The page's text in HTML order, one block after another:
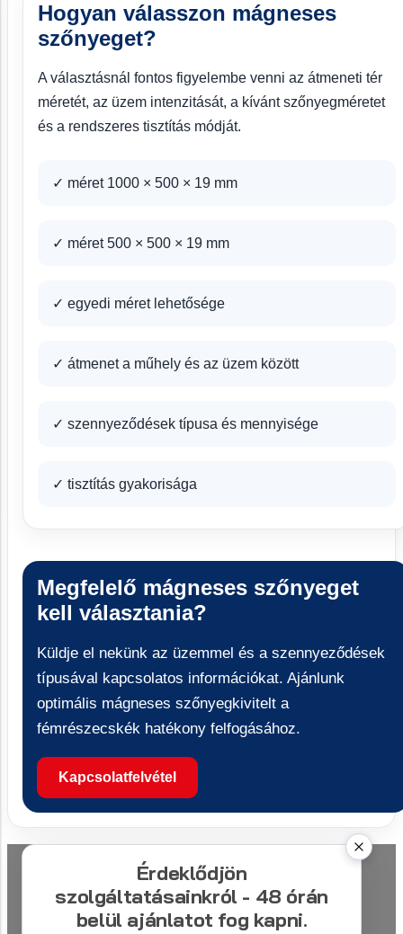
Hogyan válasszon mágneses
szőnyeget?
A választásnál fontos figyelembe venni az átmeneti tér
méretét, az üzem intenzitását, a kívánt szőnyegméretet
és a rendszeres tisztítás módját.
✓ méret 1000 × 500 × 19 mm
✓ méret 500 × 500 × 19 mm
✓ egyedi méret lehetősége
✓ átmenet a műhely és az üzem között
✓ szennyeződések típusa és mennyisége
✓ tisztítás gyakorisága
Megfelelő mágneses szőnyeget
kell választania?
Küldje el nekünk az üzemmel és a szennyeződések
típusával kapcsolatos információkat. Ajánlunk
optimális mágneses szőnyegkivitelt a
fémrészecskék hatékony felfogásához.
Kapcsolatfelvétel
Érdeklődjön
szolgáltatásainkról - 48 órán
belül ajánlatot fog kapni.